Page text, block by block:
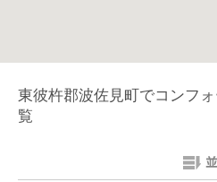
東彼杵郡波佐見町でコンフ
覧